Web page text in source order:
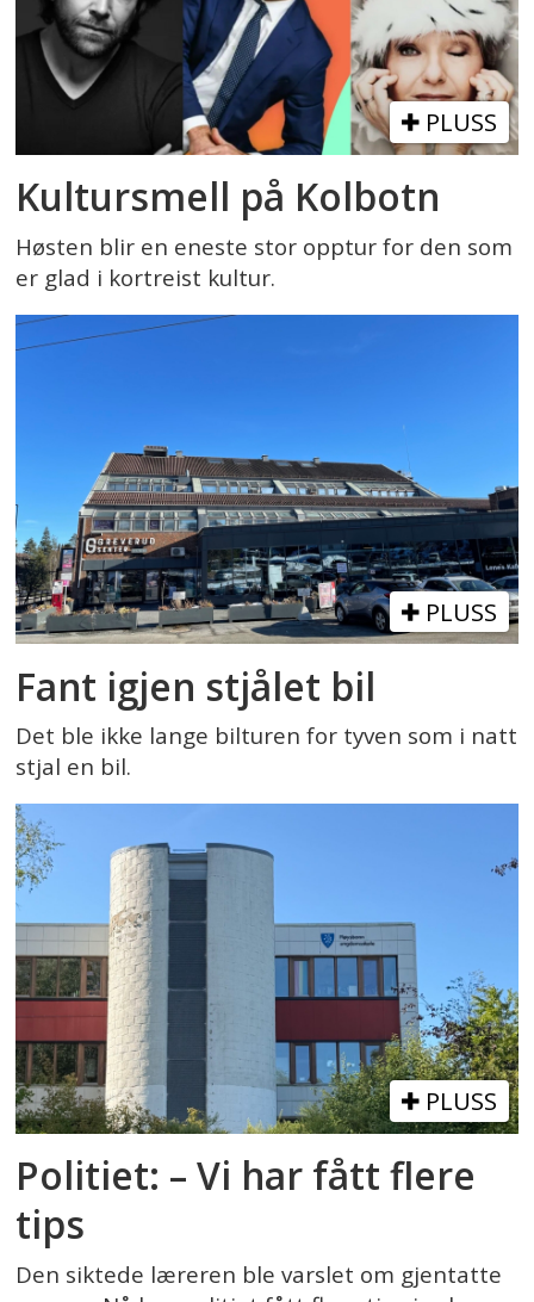
PLUSS
Kultursmell på Kolbotn
Høsten blir en eneste stor opptur for den som
er glad i kortreist kultur.
PLUSS
Fant igjen stjålet bil
Det ble ikke lange bilturen for tyven som i natt
stjal en bil.
PLUSS
Politiet: – Vi har fått flere
tips
Den siktede læreren ble varslet om gjentatte